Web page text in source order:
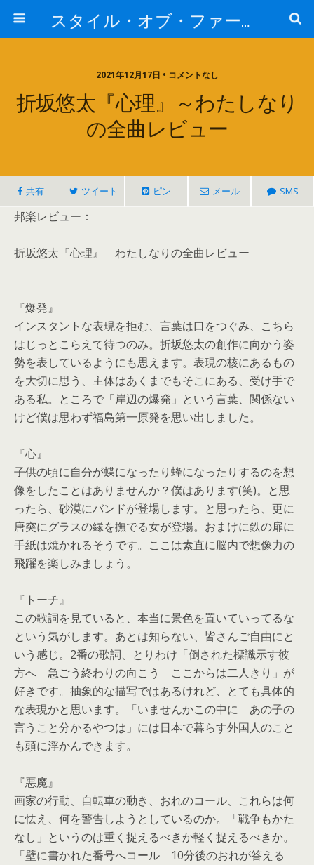
スタイル・オブ・ファー・イースト
2021年12月17日 • コメントなし
折坂悠太『心理』～わたしなり
の全曲レビュー
共有 ツイート ピン メール SMS
邦楽レビュー：
折坂悠太『心理』 わたしなりの全曲レビュー
『爆発』
インスタントな表現を拒む、言葉は口をつぐみ、 こちら
はじっとこらえて待つのみ。 折坂悠太の創作に向かう姿
勢を表しているようにも思えます。 表現の核にあるもの
を大切に思う、主体はあくまでもそこにある、 受け手で
ある私。ところで「岸辺の爆発」という言葉、 関係ない
けど僕は思わず福島第一原発を思い出しました。
『心』
子供の頃に自分が蝶になったり蜂になったりするのを想
像をしたこ とはありませんか？僕はあります(笑)。と思
ったら、 砂漠にバンドが登場します。と思ったら、 更に
唐突にグラスの縁を撫でる女が登場。 おまけに鉄の扉に
手紙は焼かれるそうです。 ここは素直に脳内で想像力の
飛躍を楽しみましょう。
『トーチ』
この歌詞を見ていると、 本当に景色を置いていってるな
という気がします。 あとは知らない、皆さんご自由にと
いう感じ。2番の歌詞、 とりわけ「倒された標識示す彼
方へ 急ごう終わりの向こう ここからは二人きり」が
好きです。抽象的な描写ではあるけれど、 とても具体的
な表現かと思います。「いませんかこの中に あの子の
言うこと分かるやつは」 には日本で暮らす外国人のこと
も頭に浮かんできます。
『悪魔』
画家の行動、自転車の動き、おれのコール、これらは何
に怯え、 何を警告しようとしているのか。「戦争もかた
なし」 というのは重く捉えるべきか軽く捉えるべきか。
「壁に書かれた番号へコール 10分後のおれが答える